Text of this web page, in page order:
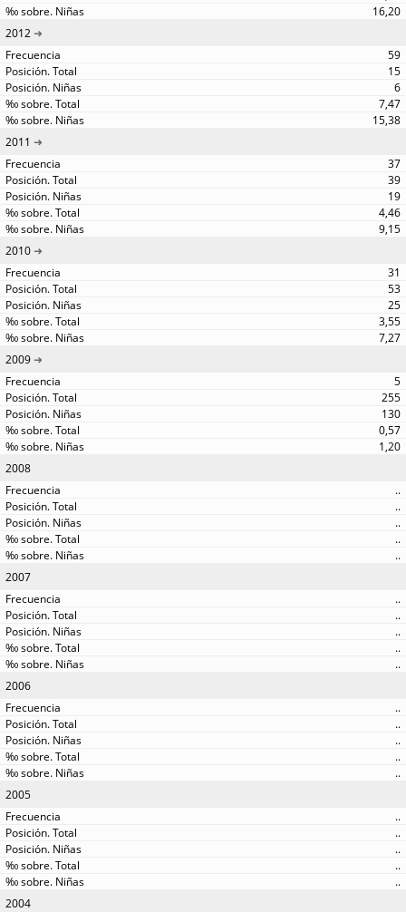
16,20
2012
59
15
6
7,47
15,38
2011
37
39
19
4,46
9,15
2010
31
53
25
3,55
7,27
2009
5
255
130
0,57
1,20
2008
..
..
..
..
..
2007
..
..
..
..
..
2006
..
..
..
..
..
2005
..
..
..
..
..
2004